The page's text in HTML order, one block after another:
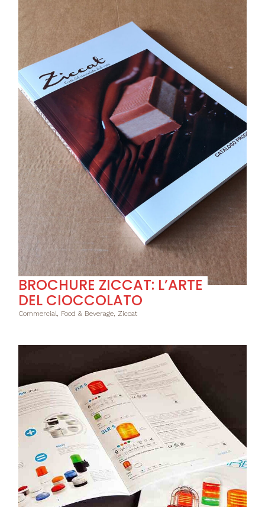
BROCHURE ZICCAT: L’ARTE
DEL CIOCCOLATO
Commercial, Food & Beverage, Ziccat